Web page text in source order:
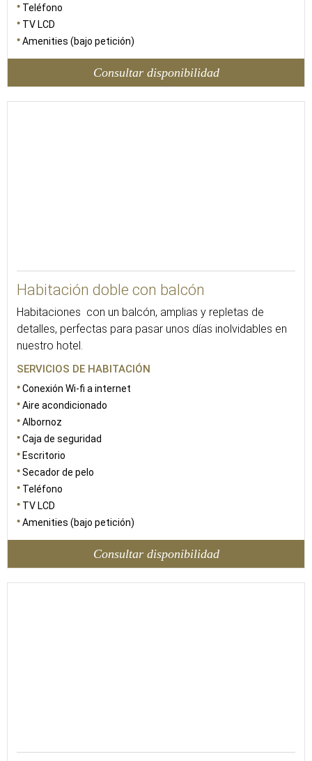
Teléfono
TV LCD
Amenities (bajo petición)
Consultar disponibilidad
Habitación doble con balcón
Habitaciones con un balcón, amplias y repletas de
detalles, perfectas para pasar unos días inolvidables en
nuestro hotel.
SERVICIOS DE HABITACIÓN
Conexión Wi-fi a internet
Aire acondicionado
Albornoz
Caja de seguridad
Escritorio
Secador de pelo
Teléfono
TV LCD
Amenities (bajo petición)
Consultar disponibilidad